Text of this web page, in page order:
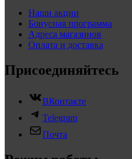
Наши акции
Бонусная программа
Адреса магазинов
Оплата и доставка
Присоединяйтесь
ВКонтакте
Telegram
Почта